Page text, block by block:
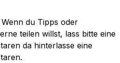
du Tipps oder
teilen willst, lass bitte eine
da hinterlasse eine